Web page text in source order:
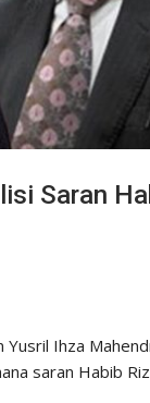
Saran
Ihza
saran Habib